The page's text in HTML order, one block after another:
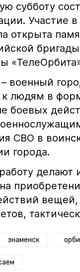
субботу
Участие
открыта
военный
к людям в
боевых
СВО в
города.
делают
вещей,
знаменск